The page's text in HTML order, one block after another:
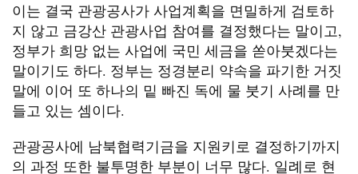
이는 결국 관광공사가 사업계획을 면밀하게 검토하
지 않고 금강산 관광사업 참여를 결정했다는 말이고,
정부가 희망 없는 사업에 국민 세금을 쏟아붓겠다는
말이기도 하다. 정부는 정경분리 약속을 파기한 거짓
말에 이어 또 하나의 밑 빠진 독에 물 붓기 사례를 만
들고 있는 셈이다.
관광공사에 남북협력기금을 지원키로 결정하기까지
의 과정 또한 불투명한 부분이 너무 많다. 일례로 현